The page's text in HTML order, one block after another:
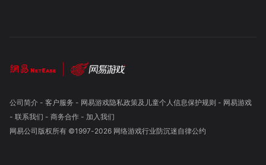
公司简介- 客户服务 - 网易游戏隐私政策及儿童个人信息保护规则 - 网易游戏
- 联系我们 - 商务合作- 加入我们
网易公司版权所有 ©1997-2026 网络游戏行业防沉迷自律公约